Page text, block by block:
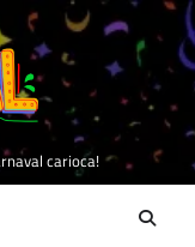
carioca!